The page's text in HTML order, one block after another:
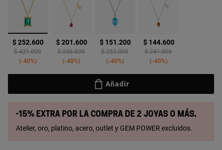
seleccionado
$ 252.600
Price reduced from
$ 421.000to
-40%
$ 201.600
Price reduced from
$ 336.000to
-40%
$ 151.200
Price reduced from
$ 252.000to
-40%
$ 144.600
Price reduced from
$ 241.000to
-40%
Añadir
-15% extra por la compra de 2 joyas o más.
Atelier, oro, platino, acero, outlet y GEM POWER excluidos.